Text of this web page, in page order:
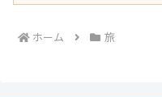
ホーム 旅